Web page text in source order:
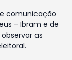
comunicação
– Ibram e de
as